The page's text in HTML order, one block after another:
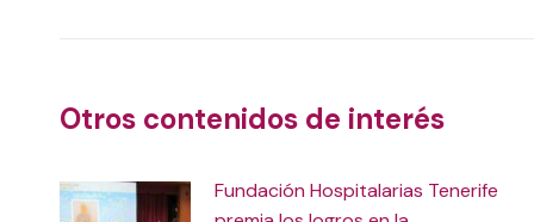
Otros contenidos de interés
Fundación Hospitalarias Tenerife